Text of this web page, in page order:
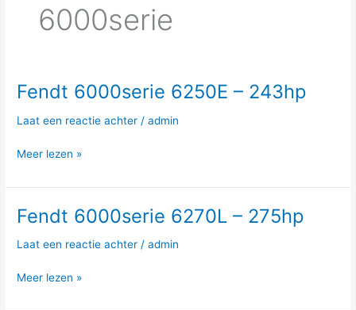
6000serie
Fendt 6000serie 6250E – 243hp
Laat een reactie achter /admin
Fendt
6250E
243hp
Meer lezen »
Fendt 6000serie 6270L – 275hp
Laat een reactie achter /admin
Fendt
6270L
275hp
Meer lezen »